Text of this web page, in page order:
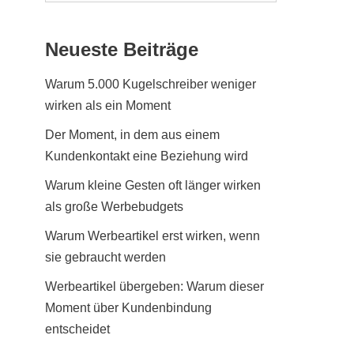
Neueste Beiträge
Warum 5.000 Kugelschreiber weniger
wirken als ein Moment
Der Moment, in dem aus einem
Kundenkontakt eine Beziehung wird
Warum kleine Gesten oft länger wirken
als große Werbebudgets
Warum Werbeartikel erst wirken, wenn
sie gebraucht werden
Werbeartikel übergeben: Warum dieser
Moment über Kundenbindung
entscheidet